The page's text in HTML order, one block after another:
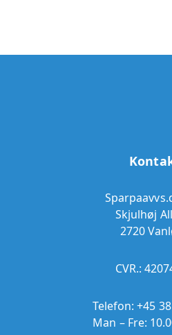
Skjulhøj
2720
CVR.:
Telefon:+45
Man – Fre: